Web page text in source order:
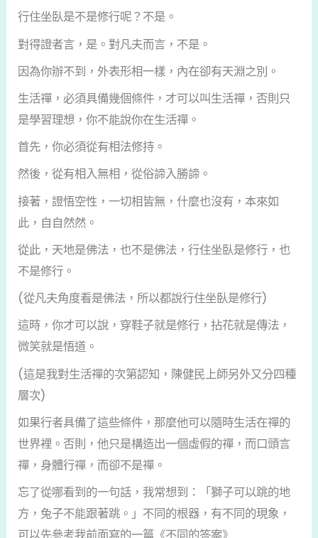
行住坐臥是不是修行呢？不是。
對得證者言，是。對凡夫而言，不是。
因為你辦不到，外表形相一樣，內在卻有天淵之別。
生活禪，必須具備幾個條件，才可以叫生活禪，否則只
是學習理想，你不能說你在生活禪。
首先，你必須從有相法修持。
然後，從有相入無相，從俗諦入勝諦。
接著，證悟空性，一切相皆無，什麼也沒有，本來如
此，自自然然。
從此，天地是佛法，也不是佛法，行住坐臥是修行，也
不是修行。
(從凡夫角度看是佛法，所以都說行住坐臥是修行)
這時，你才可以說，穿鞋子就是修行，拈花就是傳法，
微笑就是悟道。
(這是我對生活禪的次第認知，陳健民上師另外又分四種
層次)
如果行者具備了這些條件，那麼他可以隨時生活在禪的
世界裡。否則，他只是構造出一個虛假的禪，而口頭言
禪，身體行禪，而卻不是禪。
忘了從哪看到的一句話，我常想到：「獅子可以跳的地
方，兔子不能跟著跳。」不同的根器，有不同的現象，